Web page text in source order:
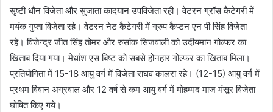
सृष्टी धौन विजेता और सुजाता कादयान उपविजेता रही। वेटरन ग्रॉस कैटेगरी में
मयंक गुप्ता विजेता रहे। वेटरन नेट कैटेगरी में ग्रुप कैप्टन एन पी सिंह विजेता
रहे। विजेन्द्र जीत सिंह तोमर और रुसांक सिजवाली को उदीयमान गोल्फर का
खिताब दिया गया। मेधांश एस बिष्ट को सबसे होनहार गोल्फर का खिताब मिला।
प्रतियोगिता में 15-18 आयु वर्ग में विजेता राघव कालरा रहे। (12-15) आयु वर्ग में
प्रथम विवान अग्रवाल और 12 वर्ष से कम आयु वर्ग में मोहम्मद माज मंसूर विजेता
घोषित किए गये।